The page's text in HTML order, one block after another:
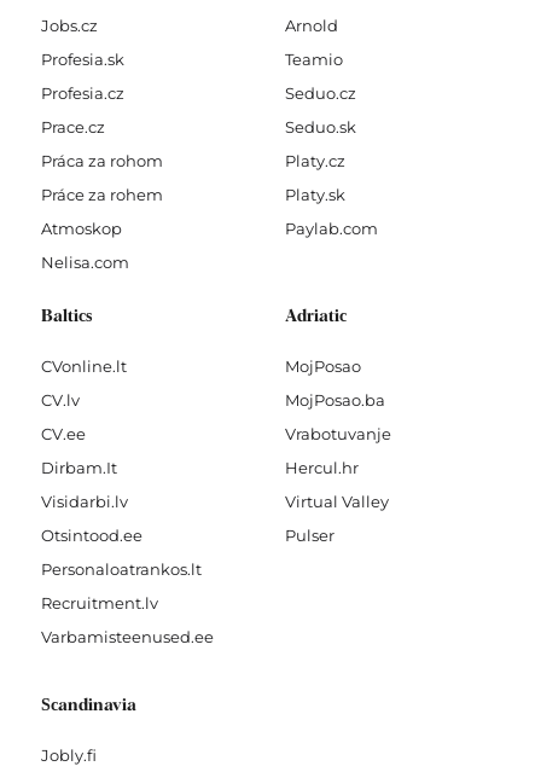
Jobs.cz
Profesia.sk
Profesia.cz
Prace.cz
Práca za rohom
Práce za rohem
Atmoskop
Nelisa.com
Arnold
Teamio
Seduo.cz
Seduo.sk
Platy.cz
Platy.sk
Paylab.com
Baltics
CVonline.lt
CV.lv
CV.ee
Dirbam.It
Visidarbi.lv
Otsintood.ee
Personaloatrankos.lt
Recruitment.lv
Varbamisteenused.ee
Adriatic
MojPosao
MojPosao.ba
Vrabotuvanje
Hercul.hr
Virtual Valley
Pulser
Scandinavia
Jobly.fi